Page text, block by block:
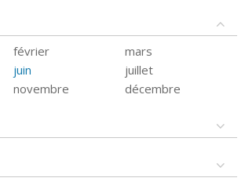
février
mars
juin
juillet
novembre décembre